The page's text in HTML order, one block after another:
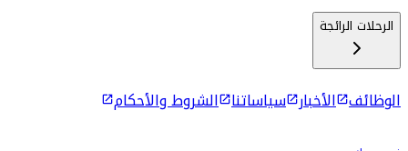
الرحلات الرائجة
الوظائف الأخبار سياساتنا الشروط والأحكام